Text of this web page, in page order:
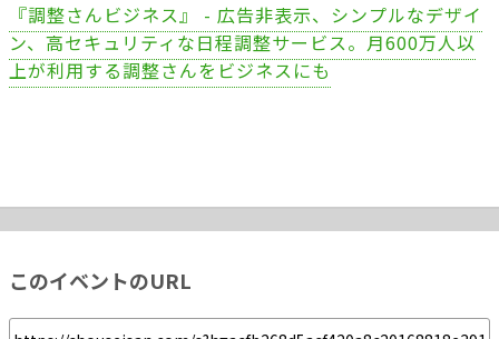
『調整さんビジネス』 - 広告非表示、シンプルなデザイ
ン、高セキュリティな日程調整サービス。月600万人以
上が利用する調整さんをビジネスにも
このイベントのURL